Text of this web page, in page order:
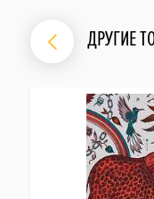
ДРУГИЕ